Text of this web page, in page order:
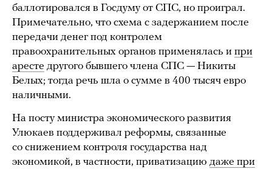
баллотировался в Госдуму от СПС, но проиграл.
Примечательно, что схема с задержанием после
передачи денег под контролем
правоохранительных органов применялась и при
аресте другого бывшего члена СПС — Никиты
Белых; тогда речь шла о сумме в 400 тысяч евро
наличными.
На посту министра экономического развития
Улюкаев поддерживал реформы, связанные
со снижением контроля государства над
экономикой, в частности, приватизацию даже при